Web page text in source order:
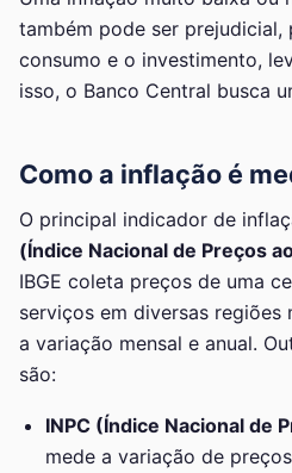
também pode ser prejudicial,
consumo e o investimento,
isso, o Banco Central busca
Como a inflação é
O principal indicador de
(Índice Nacional de Preços
IBGE coleta preços de uma
serviços em diversas regiões
a variação mensal e anual.
são:
INPC (Índice Nacional de
mede a variação de